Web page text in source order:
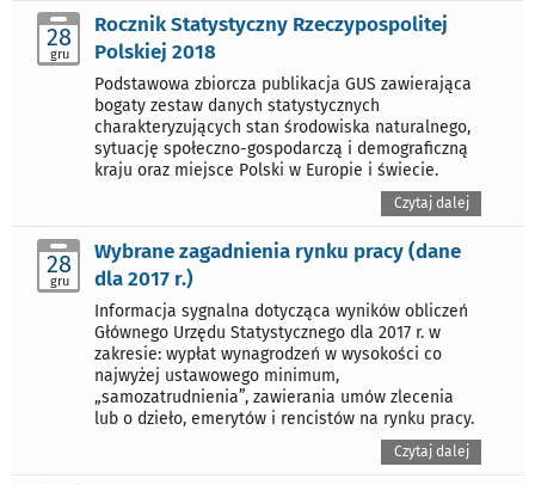
28
gru
Rocznik Statystyczny Rzeczypospolitej
Polskiej 2018
Podstawowa zbiorcza publikacja GUS zawierająca
bogaty zestaw danych statystycznych
charakteryzujących stan środowiska naturalnego,
sytuację społeczno-gospodarczą i demograficzną
kraju oraz miejsce Polski w Europie i świecie.
Czytaj dalej
28
gru
Wybrane zagadnienia rynku pracy (dane
dla 2017 r.)
Informacja sygnalna dotycząca wyników obliczeń
Głównego Urzędu Statystycznego dla 2017 r. w
zakresie: wypłat wynagrodzeń w wysokości co
najwyżej ustawowego minimum,
„samozatrudnienia”, zawierania umów zlecenia
lub o dzieło, emerytów i rencistów na rynku pracy.
Czytaj dalej